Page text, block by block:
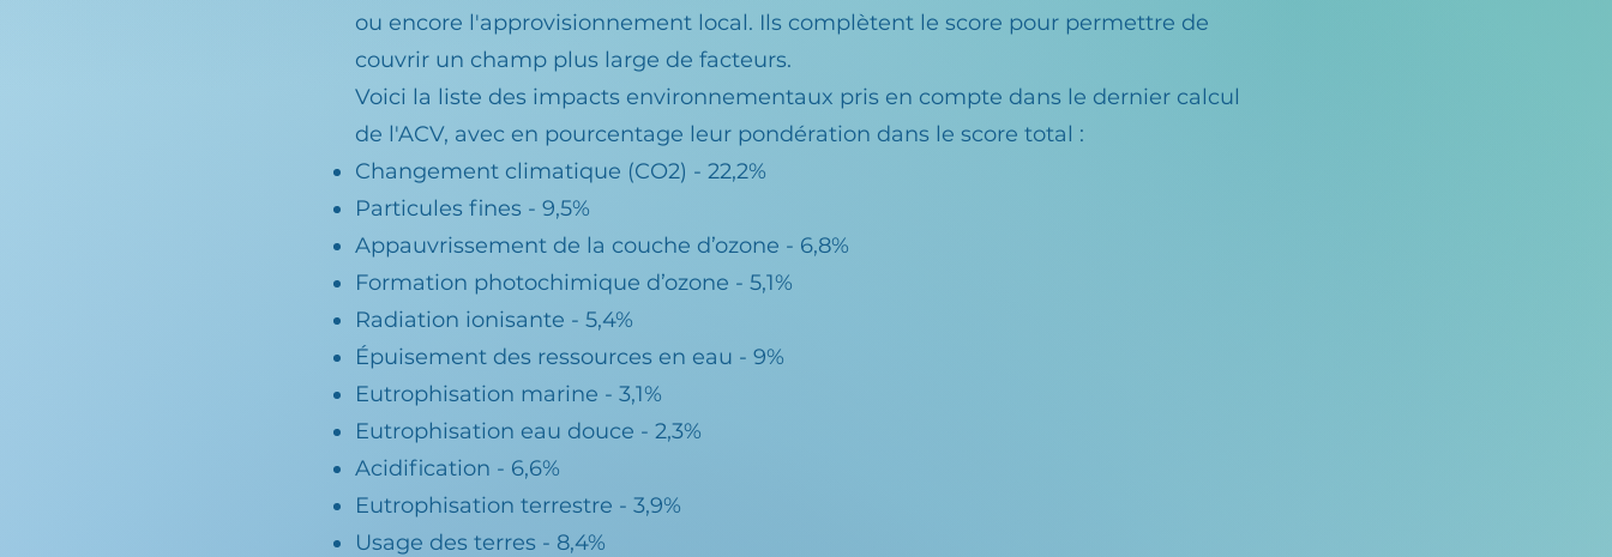
ou encore l'approvisionnement local. Ils complètent le score pour permettre de
couvrir un champ plus large de facteurs.
Voici la liste des impacts environnementaux pris en compte dans le dernier calcul
de l'ACV, avec en pourcentage leur pondération dans le score total :
Changement climatique (CO2) - 22,2%
Particules fines - 9,5%
Appauvrissement de la couche d’ozone - 6,8%
Formation photochimique d’ozone - 5,1%
Radiation ionisante - 5,4%
Épuisement des ressources en eau - 9%
Eutrophisation marine - 3,1%
Eutrophisation eau douce - 2,3%
Acidification - 6,6%
Eutrophisation terrestre - 3,9%
Usage des terres - 8,4%